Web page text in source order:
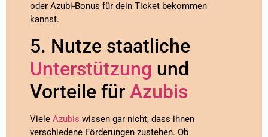
oder Azubi-Bonus für dein Ticket bekommen
kannst.
5. Nutze staatliche
Unterstützung und
Vorteile für Azubis
Viele Azubis wissen gar nicht, dass ihnen
verschiedene Förderungen zustehen. Ob